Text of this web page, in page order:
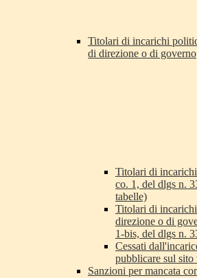
Titolari di incarichi
di direzione o di governo
Titolari di
co. 1, del dlgs n.
tabelle)
Titolari di
direzione o di
1-bis, del dlgs n.
Cessati
pubblicare sul sito
Sanzioni per mancata